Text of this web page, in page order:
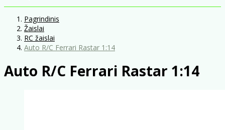
Pagrindinis
Žaislai
RC žaislai
Auto R/C Ferrari Rastar 1:14
Auto R/C Ferrari Rastar 1:14